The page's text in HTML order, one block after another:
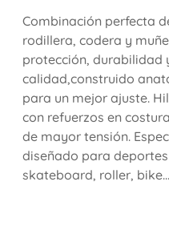
Combinación perfecta
rodillera, codera y
protección, durabilidad
calidad,construido
para un mejor ajuste.
con refuerzos en
de mayor tensión.
diseñado para
skateboard, roller,